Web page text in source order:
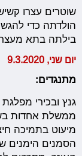
שוטרים עצרו
הולדתה כדי
בילתה בתא מעצר
יום שני, 9.3.2020
מתנגדים:
גנץ ובכירי
ממשלת אחדות
מיעוט בתמיכה
הסמנים הימנים